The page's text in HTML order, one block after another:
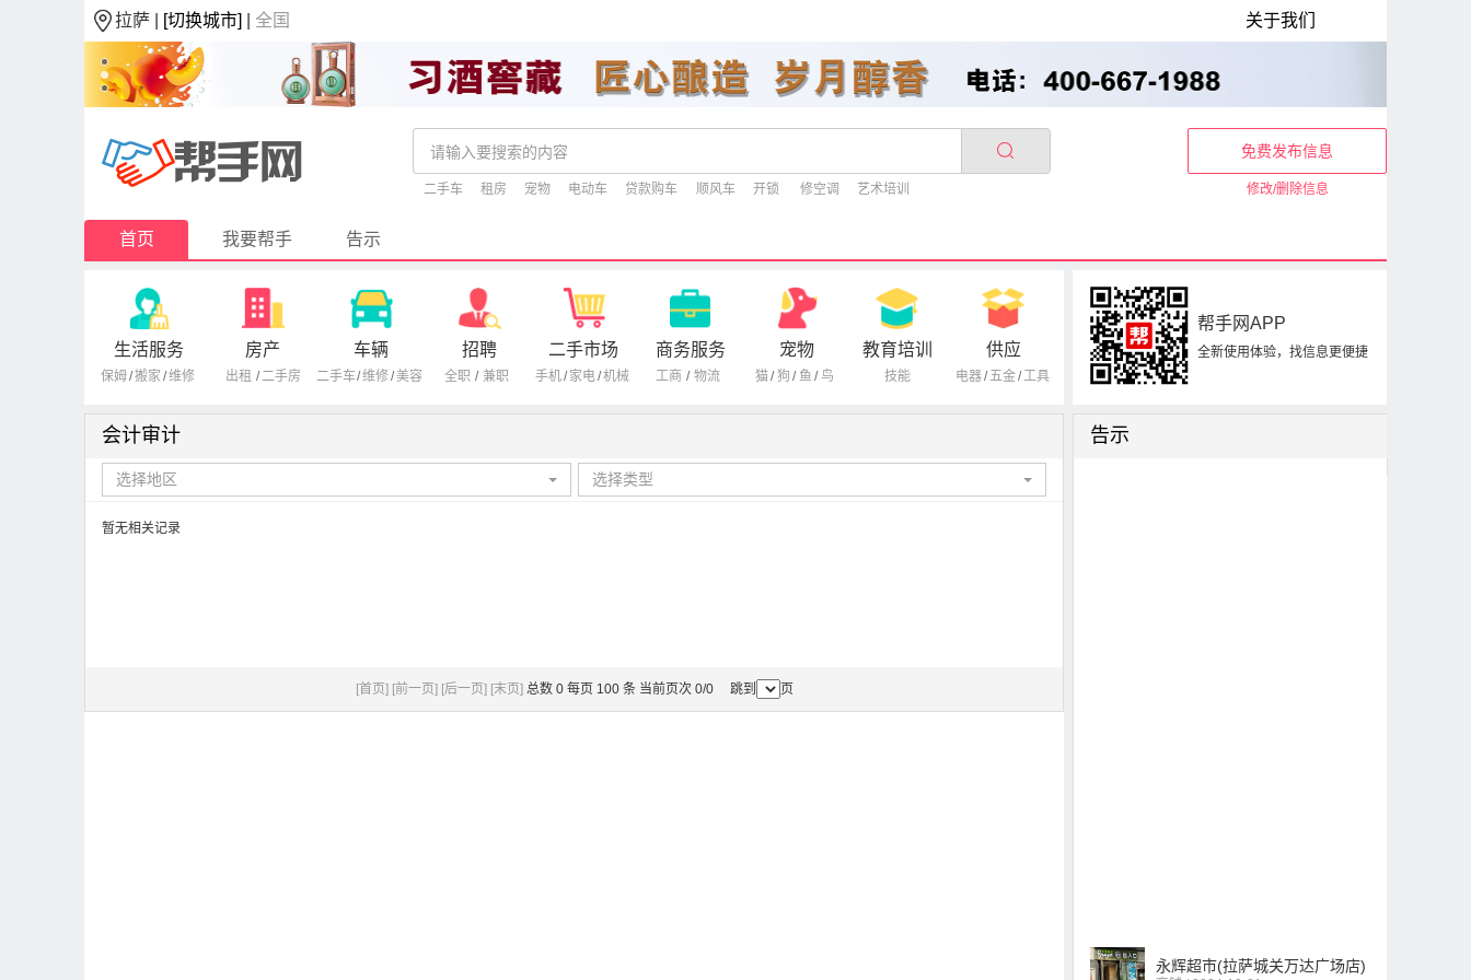
拉萨 | [切换城市] |全国 关于我们
二手车 租房 宠物 电动车 贷款购车 顺风车 开锁 修空调 艺术培训
免费发布信息
修改/删除信息
首页 我要帮手 告示
生活服务
保姆/搬家 /维修
房产
出租 /二手房
车辆
二手车/维修/美容
招聘
全职 / 兼职
二手市场
手机/ 家电/机械
商务服务
工商 / 物流
宠物
猫/ 狗 / 鱼 / 鸟
教育培训
技能
供应
电器/五金/工具
帮手网APP
全新使用体验，找信息更便捷
会计审计
选择地区 选择类型
暂无相关记录
[首页] [前一页] [后一页] [末页] 总数 0 每页 100 条 当前页次 0/0 跳到 页
告示
永辉超市(拉萨城关万达广场店)